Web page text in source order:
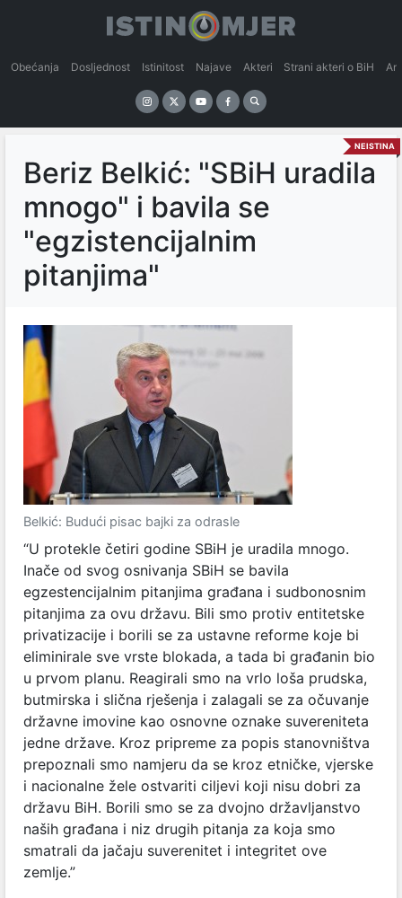
Obećanja Dosljednost Istinitost Najave Akteri Strani akteri o BiH
NEISTINA
Beriz Belkić: "SBiH uradila
mnogo" i bavila se
"egzistencijalnim
pitanjima"
Belkić: Budući pisac bajki za odrasle
“U protekle četiri godine SBiH je uradila mnogo.
Inače od svog osnivanja SBiH se bavila
egzestencijalnim pitanjima građana i sudbonosnim
pitanjima za ovu državu. Bili smo protiv entitetske
privatizacije i borili se za ustavne reforme koje bi
eliminirale sve vrste blokada, a tada bi građanin bio
u prvom planu. Reagirali smo na vrlo loša prudska,
butmirska i slična rješenja i zalagali se za očuvanje
državne imovine kao osnovne oznake suvereniteta
jedne države. Kroz pripreme za popis stanovništva
prepoznali smo namjeru da se kroz etničke, vjerske
i nacionalne žele ostvariti ciljevi koji nisu dobri za
državu BiH. Borili smo se za dvojno državljanstvo
naših građana i niz drugih pitanja za koja smo
smatrali da jačaju suverenitet i integritet ove
zemlje.”